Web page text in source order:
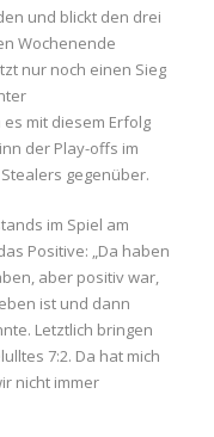
und blickt den drei
Wochenende
nur noch einen Sieg
mit diesem Erfolg
der Play-offs im
gegenüber.
im Spiel am
Positive: „Da haben
aber positiv war,
ist und dann
Letztlich bringen
7:2. Da hat mich
nicht immer